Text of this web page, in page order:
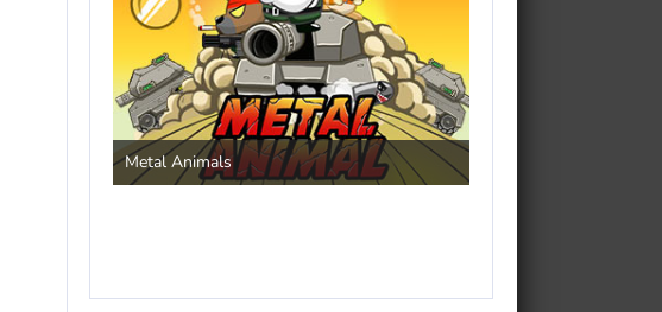
Save the Princess